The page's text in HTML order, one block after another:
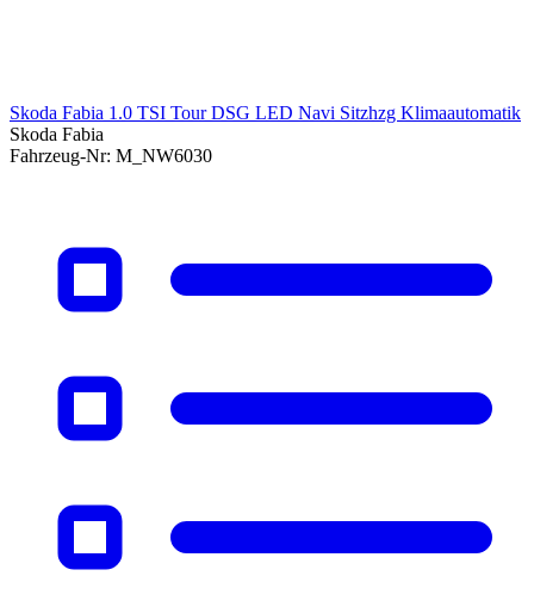
Skoda Fabia 1.0 TSI Tour DSG LED Navi Sitzhzg Klimaautomatik
Skoda Fabia
Fahrzeug-Nr: M_NW6030